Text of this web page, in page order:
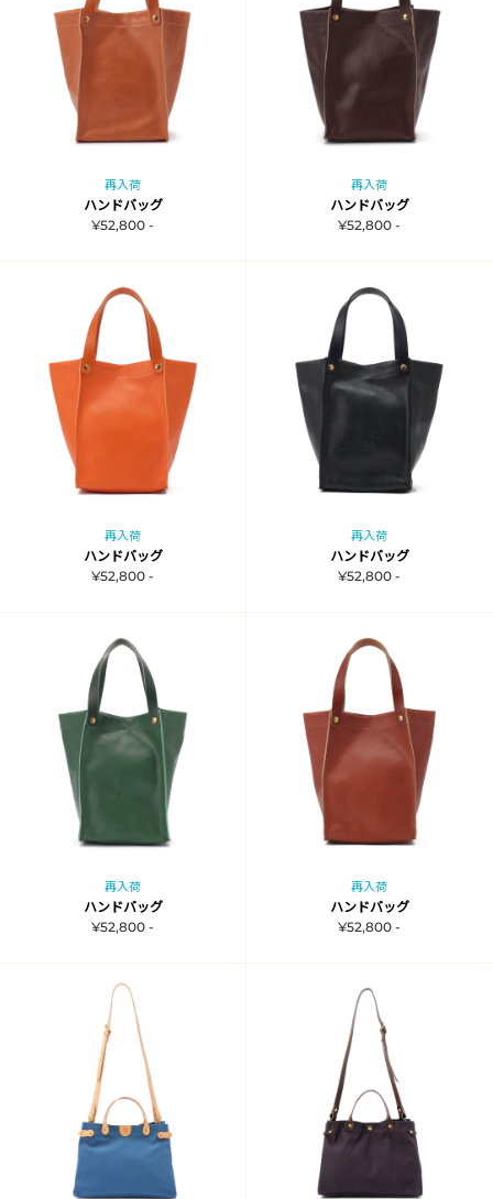
再入荷
ハンドバッグ
¥52,800 -
再入荷
ハンドバッグ
¥52,800 -
再入荷
ハンドバッグ
¥52,800 -
再入荷
ハンドバッグ
¥52,800 -
再入荷
ハンドバッグ
¥52,800 -
再入荷
ハンドバッグ
¥52,800 -